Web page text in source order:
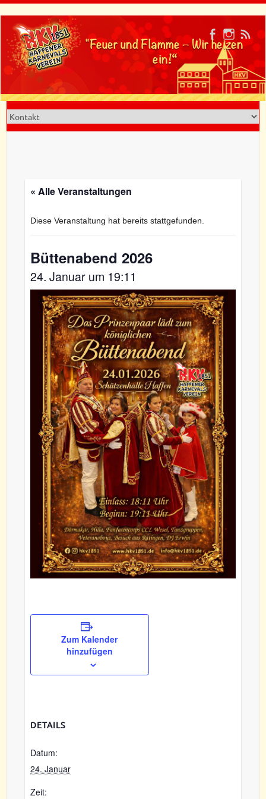
content
"Feuer und Flamme – Wir heizen
ein!“
« Alle Veranstaltungen
Diese Veranstaltung hat bereits stattgefunden.
Büttenabend 2026
24. Januar um 19:11
Zum Kalender
hinzufügen
DETAILS
Datum:
24. Januar
Zeit: